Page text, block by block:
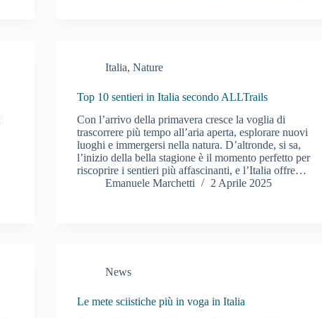
Italia,Nature
Top 10 sentieri in Italia secondo ALLTrails
Con l’arrivo della primavera cresce la voglia di
trascorrere più tempo all’aria aperta, esplorare nuovi
luoghi e immergersi nella natura. D’altronde, si sa,
l’inizio della bella stagione è il momento perfetto per
riscoprire i sentieri più affascinanti, e l’Italia offre…
Emanuele Marchetti
2 Aprile 2025
News
Le mete sciistiche più in voga in Italia